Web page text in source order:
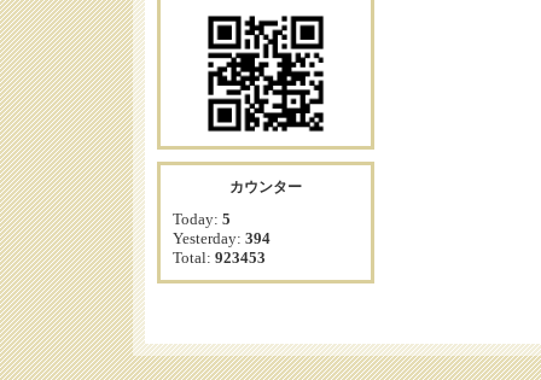
カウンター
Today: 5
Yesterday: 394
Total: 923453